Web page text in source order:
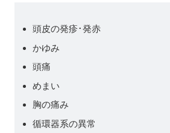
頭皮の発疹･発赤
かゆみ
頭痛
めまい
胸の痛み
循環器系の異常